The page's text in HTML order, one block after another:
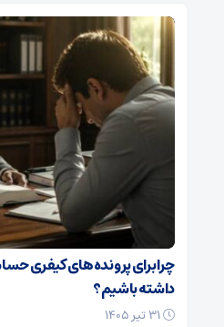
چرا برای پرونده‌های کیفری
داشته باشیم؟